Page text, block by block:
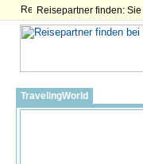
Reisepartner finden:
TravelingWorld